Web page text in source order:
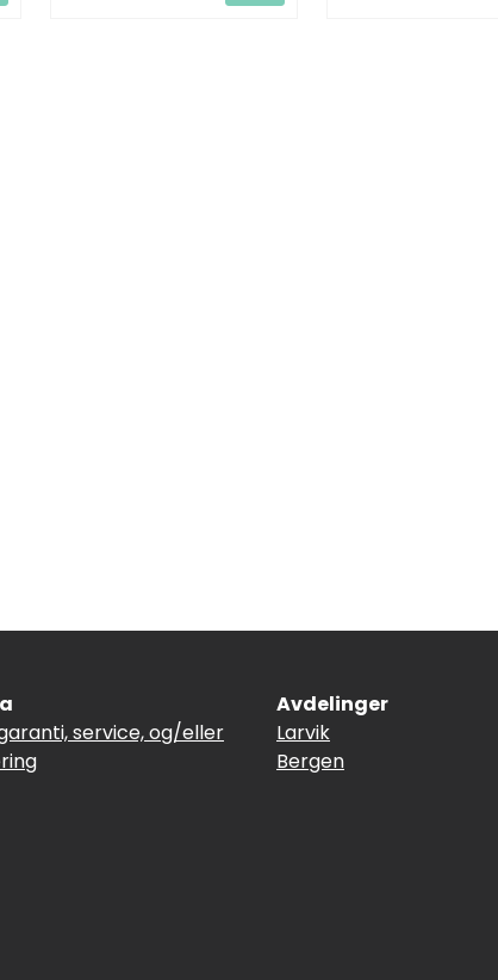
service, og/eller
Avdelinger
Larvik
Bergen